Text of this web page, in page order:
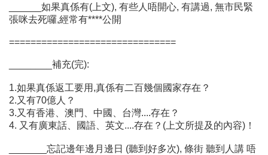
______如果真係有(上文), 有些人唔開心, 有講過, 無市民緊
張咪去死囉,經常有****公開
===============================
________補充(完):
1.如果真係返工要用,真係有二百幾個國家存在？
2.又有70億人？
3.又有香港、澳門、中國、台灣....存在？
4. 又有廣東話、國語、英文....存在？(上文所提及的內容)！
_______忘記邊年邊月邊日 (聽到好多次), 條街 聽到人講 唔